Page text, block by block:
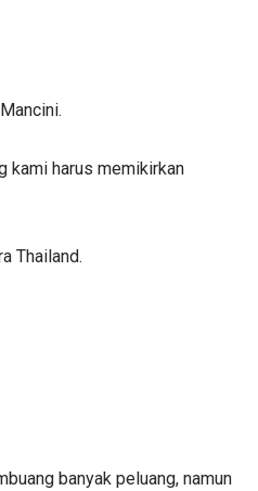
kami harus memikirkan
Thailand.
banyak peluang, namun